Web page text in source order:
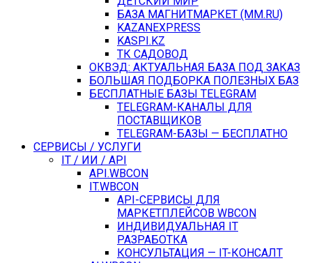
БАЗА МАГНИТМАРКЕТ (MM.RU)
KAZANEXPRESS
KASPI.KZ
ТК САДОВОД
ОКВЭД: АКТУАЛЬНАЯ БАЗА ПОД ЗАКАЗ
БОЛЬШАЯ ПОДБОРКА ПОЛЕЗНЫХ БАЗ
БЕСПЛАТНЫЕ БАЗЫ TELEGRAM
TELEGRAM-КАНАЛЫ ДЛЯ
ПОСТАВЩИКОВ
TELEGRAM-БАЗЫ — БЕСПЛАТНО
СЕРВИСЫ / УСЛУГИ
IT / ИИ / API
API.WBCON
IT.WBCON
API-СЕРВИСЫ ДЛЯ
МАРКЕТПЛЕЙСОВ WBCON
ИНДИВИДУАЛЬНАЯ IT
РАЗРАБОТКА
КОНСУЛЬТАЦИЯ — IT-КОНСАЛТ